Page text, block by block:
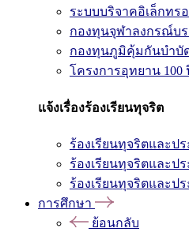
ระบบบริจาคอิเล็กทร
กองทุนจุฬาลงกรณ์บ
กองทุนภูมิคุ้มกันบำบัด
โครงการอุทยาน
แจ้งเรื่องร้องเรียนทุจริต
ร้องเรียนทุจริตและป
ร้องเรียนทุจริตและป
ร้องเรียนทุจริตและป
การศึกษา
ย้อนกลับ